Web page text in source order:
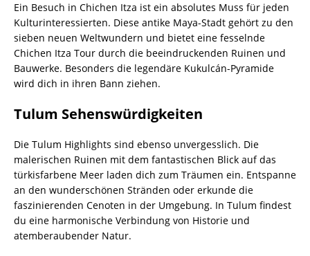
Ein Besuch in Chichen Itza ist ein absolutes Muss für jeden
Kulturinteressierten. Diese antike Maya-Stadt gehört zu den
sieben neuen Weltwundern und bietet eine fesselnde
Chichen Itza Tour durch die beeindruckenden Ruinen und
Bauwerke. Besonders die legendäre Kukulcán-Pyramide
wird dich in ihren Bann ziehen.
Tulum Sehenswürdigkeiten
Die Tulum Highlights sind ebenso unvergesslich. Die
malerischen Ruinen mit dem fantastischen Blick auf das
türkisfarbene Meer laden dich zum Träumen ein. Entspanne
an den wunderschönen Stränden oder erkunde die
faszinierenden Cenoten in der Umgebung. In Tulum findest
du eine harmonische Verbindung von Historie und
atemberaubender Natur.